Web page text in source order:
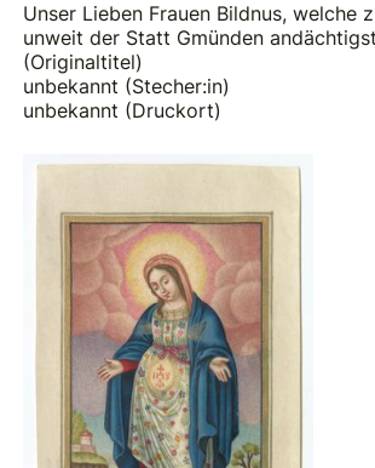
Unser Lieben Frauen Bildnus, welche
unweit der Statt Gmünden
(Originaltitel)
unbekannt (Stecher:in)
unbekannt (Druckort)